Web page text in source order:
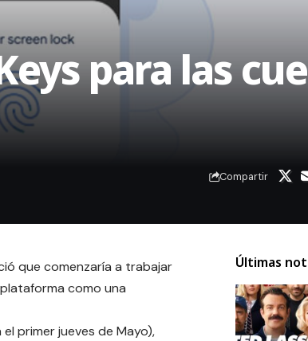
para las
Compartir
que comenzaría a trabajar
como una
primer jueves de Mayo),
Últimas